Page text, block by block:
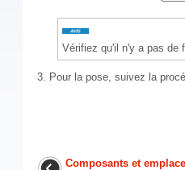
Vérifiez qu'il n'y a pas de
3. Pour la pose, suivez la
Composants et